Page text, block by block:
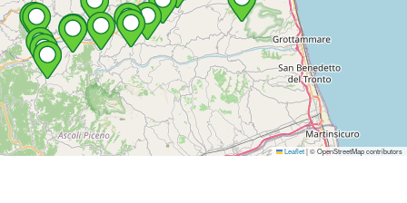
Leaflet|© OpenStreetMap contributors